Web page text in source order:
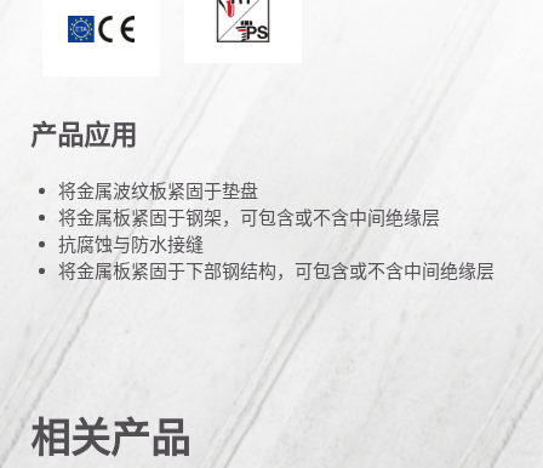
产品应用
将金属波纹板紧固于垫盘
将金属板紧固于钢架，可包含或不含中间绝缘层
抗腐蚀与防水接缝
将金属板紧固于下部钢结构，可包含或不含中间绝缘层
相关产品